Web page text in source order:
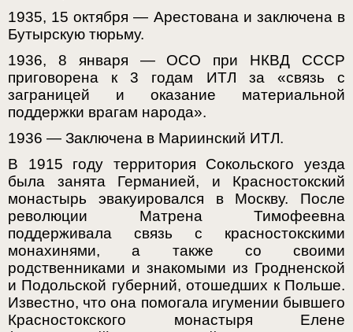
1935, 15 октября — Арестована и заключена в
Бутырскую тюрьму.
1936, 8 января — ОСО при НКВД СССР
приговорена к 3 годам ИТЛ за «связь с
заграницей и оказание материальной
поддержки врагам народа».
1936 — Заключена в Мариинский ИТЛ.
В 1915 году территория Сокольского уезда
была занята Германией, и Красностокский
монастырь эвакуировался в Москву. После
революции Матрена Тимофеевна
поддерживала связь с красностокскими
монахинями, а также со своими
родственниками и знакомыми из Гродненской
и Подольской губерний, отошедших к Польше.
Известно, что она помогала игумении бывшего
Красностокского монастыря Елене